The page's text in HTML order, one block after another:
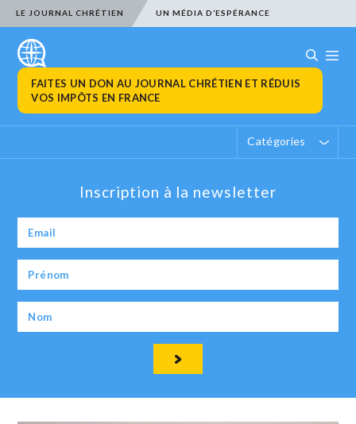
LE JOURNAL CHRÉTIEN UN MÉDIA D’ESPÉRANCE
FAITES UN DON AU JOURNAL CHRÉTIEN ET RÉDUIS
VOS IMPÔTS EN FRANCE
Catégories
Inscription à la newsletter